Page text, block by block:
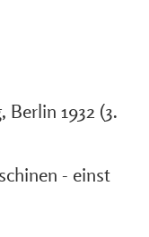
1932 (3.
- einst